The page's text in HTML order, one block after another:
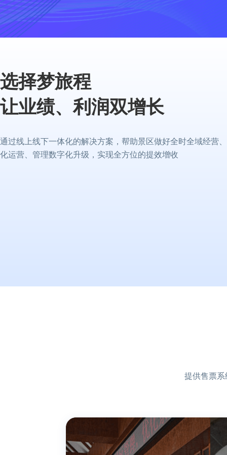
选择梦旅程
让业绩、利润双增长
通过线上线下一体化的解决方案，帮助景区做好全时全域经营
化运营、管理数字化升级，实现全方位的提效增收
提供售票